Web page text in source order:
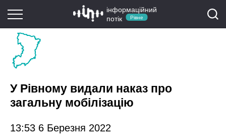
інформаційний
потік
Рівне
У Рівному видали наказ про
загальну мобілізацію
13:53 6 Березня 2022